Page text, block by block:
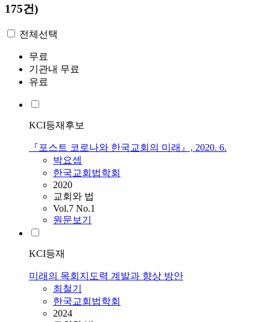
175건)
전체선택
무료
기관내 무료
유료
KCI등재후보
『포스트 코로나와 한국교회의 미래』, 2020. 6.
박요셉
한국교회법학회
2020
교회와 법
Vol.7 No.1
원문보기
KCI등재
미래의 목회지도력 계발과 향상 방안
최철기
한국교회법학회
2024